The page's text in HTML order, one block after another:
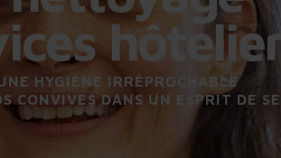
HYGIÈNE IRRÉPROCHABLE
CONVIVES DANS UN ESPRIT DE